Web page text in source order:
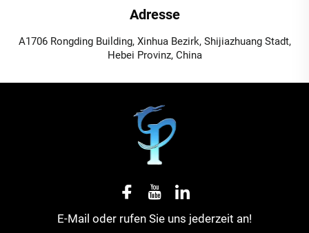
Adresse
A1706 Rongding Building, Xinhua Bezirk, Shijiazhuang Stadt,
Hebei Provinz, China
E-Mail oder rufen Sie uns jederzeit an!